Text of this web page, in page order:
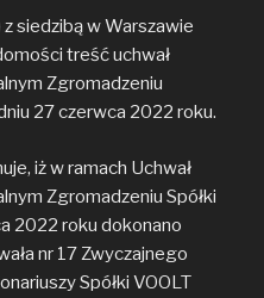
z siedzibą w Warszawie
treść uchwał
Zgromadzeniu
27 czerwca 2022 roku.
iż w ramach Uchwał
Zgromadzeniu Spółki
2022 roku dokonano
nr 17 Zwyczajnego
Spółki VOOLT